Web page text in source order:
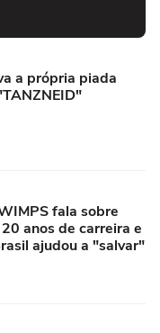
a própria piada
fala sobre
anos de carreira e
ajudou a "salvar"